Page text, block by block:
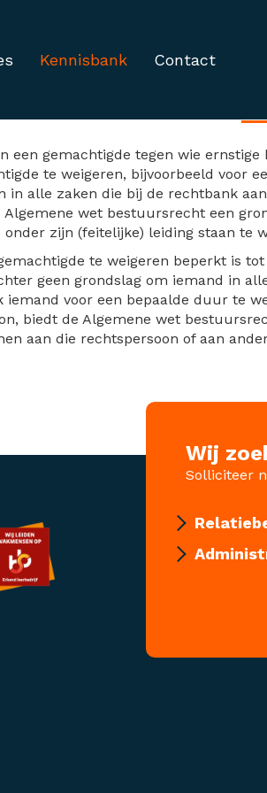
Kennisbank Contact
gemachtigde tegen wie ernstige
te weigeren, bijvoorbeeld voor
alle zaken die bij de rechtbank
wet bestuursrecht een
zijn (feitelijke) leiding staan te
te weigeren beperkt is
geen grondslag om iemand in
voor een bepaalde duur te
biedt de Algemene wet
aan die rechtspersoon of aan
Wij
Solliciteer